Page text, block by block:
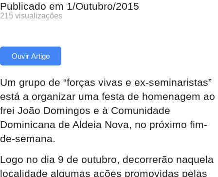
Publicado em 1/Outubro/2015
215 visualizações
Ouvir Artigo
Um grupo de “forças vivas e ex-seminaristas”
está a organizar uma festa de homenagem ao
frei João Domingos e à Comunidade
Dominicana de Aldeia Nova, no próximo fim-
de-semana.
Logo no dia 9 de outubro, decorrerão naquela
localidade algumas ações promovidas pelas